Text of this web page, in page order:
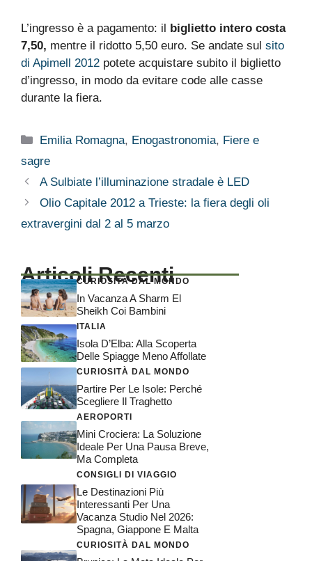
L’ingresso è a pagamento: il biglietto intero costa
7,50, mentre il ridotto 5,50 euro. Se andate sul sito
di Apimell 2012 potete acquistare subito il biglietto
d’ingresso, in modo da evitare code alle casse
durante la fiera.
Categorie
Emilia Romagna, Enogastronomia, Fiere e
sagre
A Sulbiate l’illuminazione stradale è LED
Olio Capitale 2012 a Trieste: la fiera degli oli
extravergini dal 2 al 5 marzo
Articoli Recenti
CURIOSITÀ DAL MONDO
In Vacanza A Sharm El
Sheikh Coi Bambini
ITALIA
Isola D’Elba: Alla Scoperta
Delle Spiagge Meno Affollate
CURIOSITÀ DAL MONDO
Partire Per Le Isole: Perché
Scegliere Il Traghetto
AEROPORTI
Mini Crociera: La Soluzione
Ideale Per Una Pausa Breve,
Ma Completa
CONSIGLI DI VIAGGIO
Le Destinazioni Più
Interessanti Per Una
Vacanza Studio Nel 2026:
Spagna, Giappone E Malta
CURIOSITÀ DAL MONDO